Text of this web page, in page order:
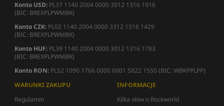
Konto USD: PL37 1140 2004 0000 3012 1316 1916
(BIC: BREXPLPWMBK)
Konto CZK: PL02 1140 2004 0000 3312 1316 1429
(BIC: BREXPLPWMBK)
Konto HUF: PL39 1140 2004 0000 3012 1316 1783
(BIC: BREXPLPWMBK)
Konto RON: PL52 1090 1766 0000 0001 5822 1550 (BIC: WBKPPLPP)
WARUNKI ZAKUPU
Regulamin
INFORMACJE
Kilka słów o Rockworld